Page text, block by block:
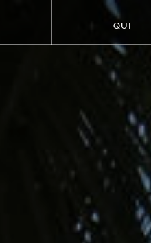
QUI